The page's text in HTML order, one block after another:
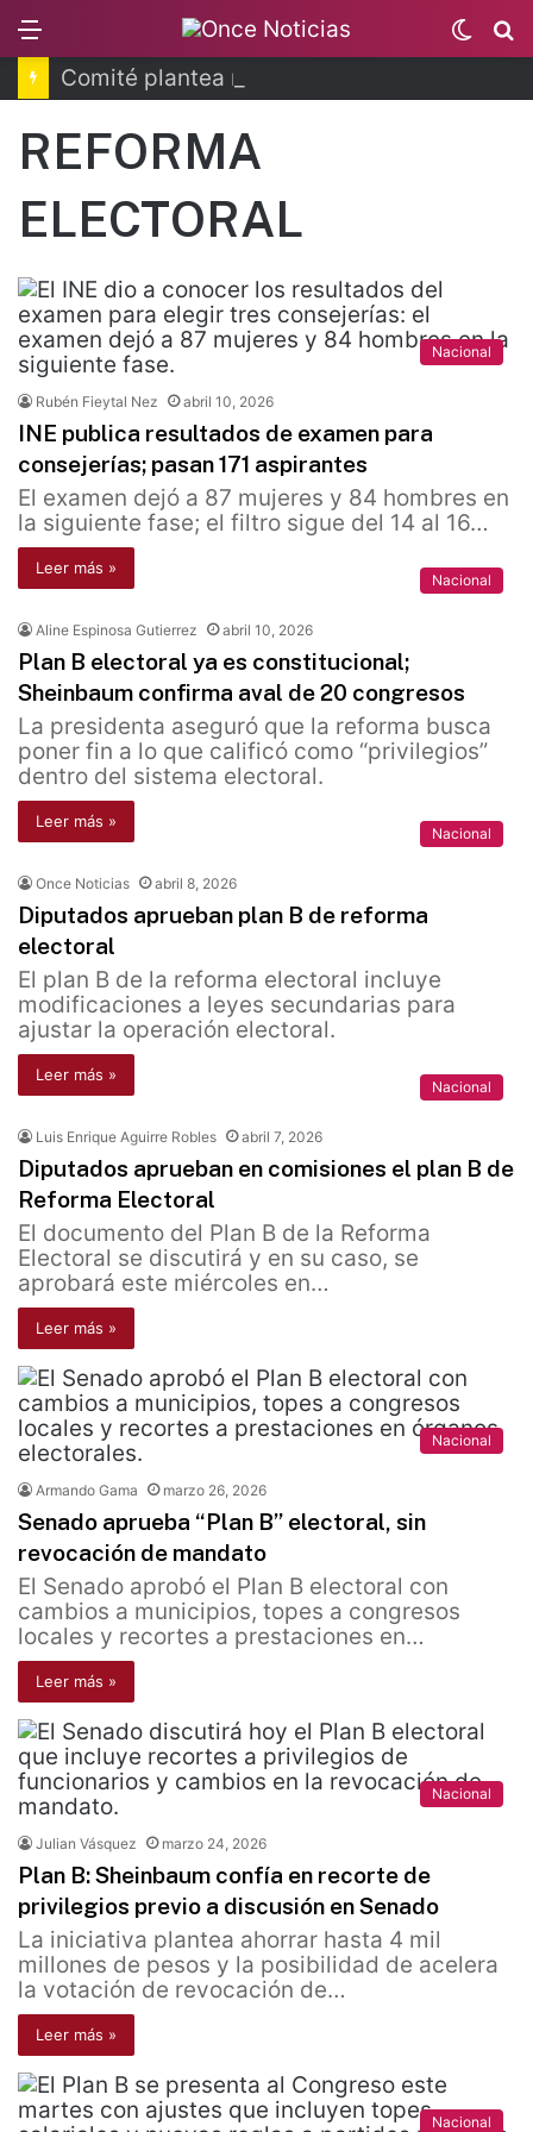
Switch
skin
REFORMA
ELECTORAL
Nacional
Rubén Fieytal Nez abril 10, 2026
INE publica resultados de examen para
consejerías; pasan 171 aspirantes
El examen dejó a 87 mujeres y 84 hombres en
la siguiente fase; el filtro sigue del 14 al 16…
Leer más »
Nacional
Aline Espinosa Gutierrez abril 10, 2026
Plan B electoral ya es constitucional;
Sheinbaum confirma aval de 20 congresos
La presidenta aseguró que la reforma busca
poner fin a lo que calificó como “privilegios”
dentro del sistema electoral.
Leer más »
Nacional
Once Noticias abril 8, 2026
Diputados aprueban plan B de reforma
electoral
El plan B de la reforma electoral incluye
modificaciones a leyes secundarias para
ajustar la operación electoral.
Leer más »
Nacional
Luis Enrique Aguirre Robles abril 7, 2026
Diputados aprueban en comisiones el plan B de
Reforma Electoral
El documento del Plan B de la Reforma
Electoral se discutirá y en su caso, se
aprobará este miércoles en…
Leer más »
Nacional
Armando Gama marzo 26, 2026
Senado aprueba “Plan B” electoral, sin
revocación de mandato
El Senado aprobó el Plan B electoral con
cambios a municipios, topes a congresos
locales y recortes a prestaciones en…
Leer más »
Nacional
Julian Vásquez marzo 24, 2026
Plan B: Sheinbaum confía en recorte de
privilegios previo a discusión en Senado
La iniciativa plantea ahorrar hasta 4 mil
millones de pesos y la posibilidad de acelera
la votación de revocación de…
Leer más »
Nacional